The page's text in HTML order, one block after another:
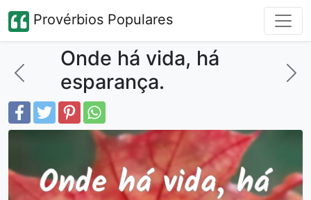
Provérbios Populares
Onde há vida, há
esparança.